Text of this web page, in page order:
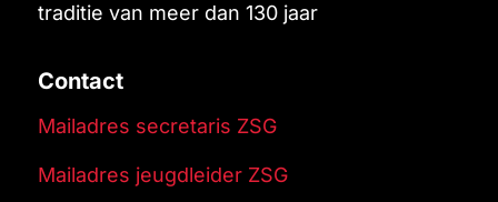
traditie van meer dan 130 jaar
Contact
Mailadres secretaris ZSG
Mailadres jeugdleider ZSG